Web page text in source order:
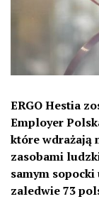
ERGO Hestia
Employer
które wdrażają
zasobami
samym
zaledwie 73